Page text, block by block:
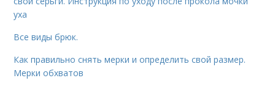
уха
Все виды брюк.
Как правильно снять мерки и определить свой размер.
Мерки обхватов